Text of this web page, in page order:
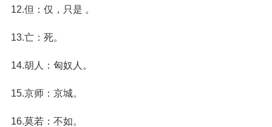
12.但：仅，只是 。
13.亡：死。
14.胡人：匈奴人。
15.京师：京城。
16.莫若：不如。